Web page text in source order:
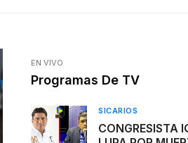
EN VIVO
Programas De TV
SICARIOS
CONGRESISTA